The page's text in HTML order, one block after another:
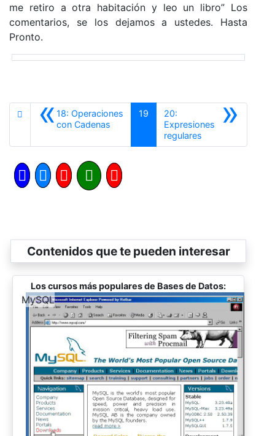
me retiro a otra habitación y leo un libro” Los
comentarios, se los dejamos a ustedes. Hasta
Pronto.
«18: Operaciones
con Cadenas
19 »
20:
Expresiones
regulares
Contenidos que te pueden interesar
Los cursos más populares de Bases de Datos:
-
MySQL